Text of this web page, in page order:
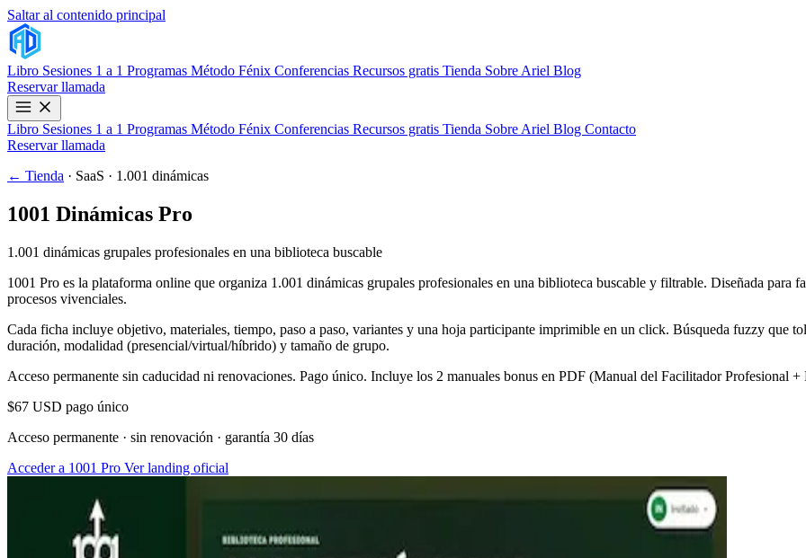
Saltar al contenido principal
Libro Sesiones 1 a 1 Programas Método Fénix Conferencias Recursos gratis Tienda Sobre Ariel Blog
Reservar llamada
Libro Sesiones 1 a 1 Programas Método Fénix Conferencias Recursos gratis Tienda Sobre Ariel Blog Contacto
Reservar llamada
← Tienda · SaaS · 1.001 dinámicas
1001 Dinámicas Pro
1.001 dinámicas grupales profesionales en una biblioteca buscable
1001 Pro es la plataforma online que organiza 1.001 dinámicas grupales profesionales en una biblioteca buscable y filtrable. Diseñada para
procesos vivenciales.
Cada ficha incluye objetivo, materiales, tiempo, paso a paso, variantes y una hoja participante imprimible en un click. Búsqueda fuzzy que
duración, modalidad (presencial/virtual/híbrido) y tamaño de grupo.
Acceso permanente sin caducidad ni renovaciones. Pago único. Incluye los 2 manuales bonus en PDF (Manual del Facilitador Profesional
$67 USD pago único
Acceso permanente · sin renovación · garantía 30 días
Acceder a 1001 Pro Ver landing oficial